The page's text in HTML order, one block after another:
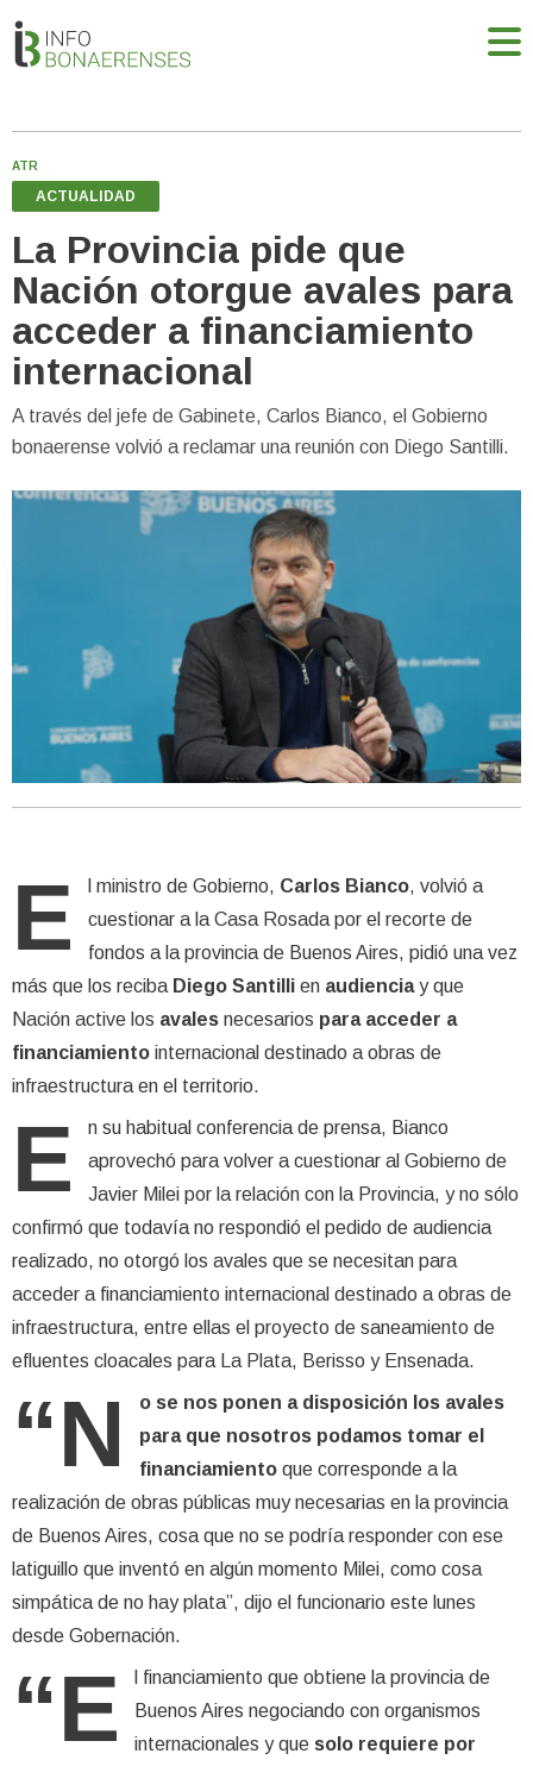
ATR
ACTUALIDAD
La Provincia pide que
Nación otorgue avales para
acceder a financiamiento
internacional
A través del jefe de Gabinete, Carlos Bianco, el Gobierno
bonaerense volvió a reclamar una reunión con Diego Santilli.
E l ministro de Gobierno, Carlos Bianco, volvió a
cuestionar a la Casa Rosada por el recorte de
fondos a la provincia de Buenos Aires, pidió una vez
más que los reciba Diego Santilli en audienciay que
Nación active los avales necesarios para acceder a
financiamiento internacional destinado a obras de
infraestructura en el territorio.
E
n su habitual conferencia de prensa, Bianco
aprovechó para volver a cuestionar al Gobierno de
Javier Milei por la relación con la Provincia, y no sólo
confirmó que todavía no respondió el pedido de audiencia
realizado, no otorgó los avales que se necesitan para
acceder a financiamiento internacional destinado a obras de
infraestructura, entre ellas el proyecto de saneamiento de
efluentes cloacales para La Plata, Berisso y Ensenada.
“N
o se nos ponen a disposición los avales
para que nosotros podamos tomar el
financiamiento que corresponde a la
realización de obras públicas muy necesarias en la provincia
de Buenos Aires, cosa que no se podría responder con ese
latiguillo que inventó en algún momento Milei, como cosa
simpática de no hay plata”, dijo el funcionario este lunes
desde Gobernación.
“E
l financiamiento que obtiene la provincia de
Buenos Aires negociando con organismos
internacionales y que solo requiere por